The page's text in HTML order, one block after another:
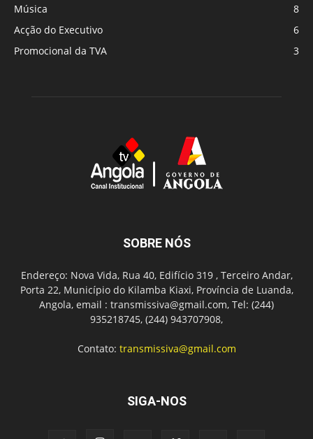
Música
8
Acção do Executivo
6
Promocional da TVA
3
SOBRE NÓS
Endereço: Nova Vida, Rua 40, Edifício 319 , Terceiro Andar,
Porta 22, Município do Kilamba Kiaxi, Província de Luanda,
Angola, email : transmissiva@gmail.com, Tel: (244)
935218745, (244) 943707908,
Contato: transmissiva@gmail.com
SIGA-NOS